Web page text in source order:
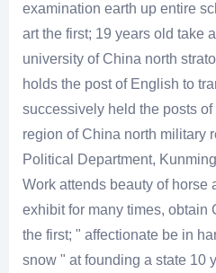
examination earth up entire
art the first; 19 years old take
university of China north
holds the post of English to
successively held the posts
region of China north military
Political Department,
Work attends beauty of horse
exhibit for many times, obtain
the first; " affectionate be in
snow " at founding a state 10